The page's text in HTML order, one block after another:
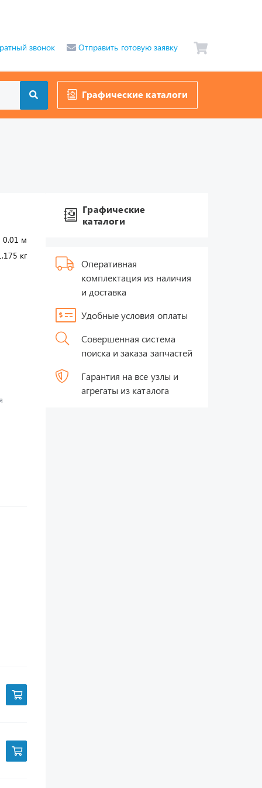
звонок Отправить готовую заявку
Графические каталоги
м
кг
Графические
каталоги
Оперативная
комплектация из наличия
и доставка
Удобные условия оплаты
Совершенная система
поиска и заказа запчастей
Гарантия на все узлы и
агрегаты из каталога